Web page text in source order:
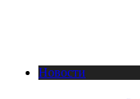
Новости